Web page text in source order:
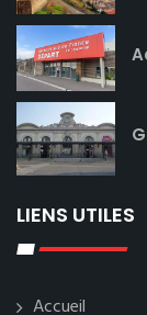
LIENS UTILES
Accueil